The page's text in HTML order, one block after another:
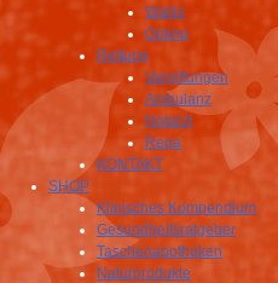
Wallis
Online
Rettung
Vergiftungen
Ambulanz
Notarzt
Rega
KONTAKT
SHOP
Klinisches Kompendium
Gesundheitsratgeber
Taschenapotheken
Naturprodukte